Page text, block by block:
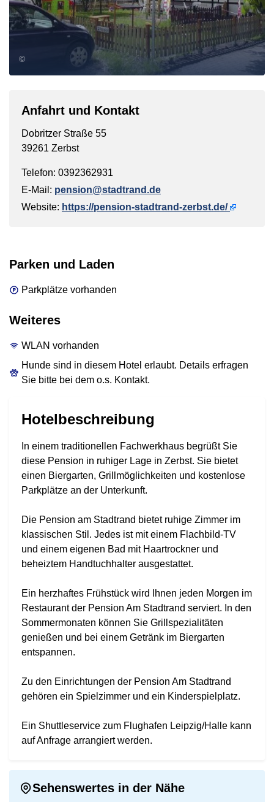
©
Anfahrt und Kontakt
Dobritzer Straße 55
39261 Zerbst
Telefon: 0392362931
E-Mail: pension@stadtrand.de
Website: https://pension-stadtrand-zerbst.de/
Parken und Laden
Parkplätze vorhanden
Weiteres
WLAN vorhanden
Hunde sind in diesem Hotel erlaubt. Details erfragen
Sie bitte bei dem o.s. Kontakt.
Hotelbeschreibung
In einem traditionellen Fachwerkhaus begrüßt Sie
diese Pension in ruhiger Lage in Zerbst. Sie bietet
einen Biergarten, Grillmöglichkeiten und kostenlose
Parkplätze an der Unterkunft.
Die Pension am Stadtrand bietet ruhige Zimmer im
klassischen Stil. Jedes ist mit einem Flachbild-TV
und einem eigenen Bad mit Haartrockner und
beheiztem Handtuchhalter ausgestattet.
Ein herzhaftes Frühstück wird Ihnen jeden Morgen im
Restaurant der Pension Am Stadtrand serviert. In den
Sommermonaten können Sie Grillspezialitäten
genießen und bei einem Getränk im Biergarten
entspannen.
Zu den Einrichtungen der Pension Am Stadtrand
gehören ein Spielzimmer und ein Kinderspielplatz.
Ein Shuttleservice zum Flughafen Leipzig/Halle kann
auf Anfrage arrangiert werden.
Sehenswertes in der Nähe